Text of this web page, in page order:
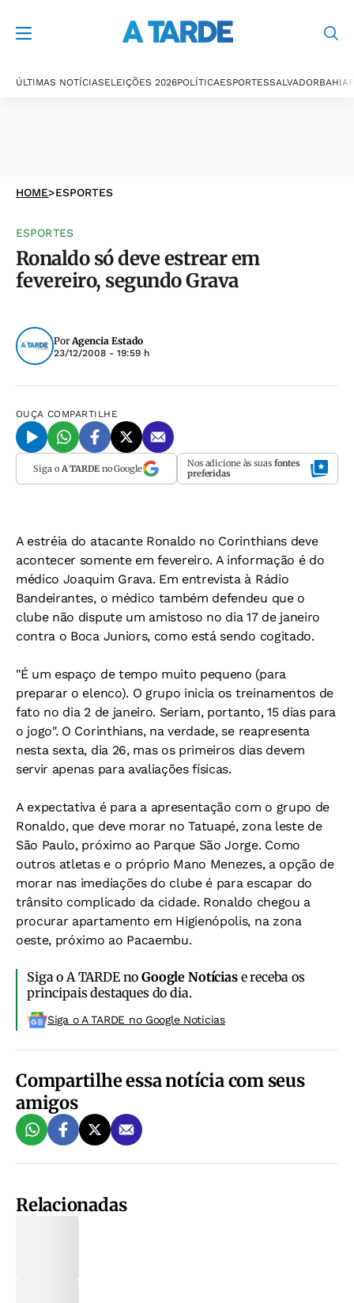
ÚLTIMAS NOTÍCIASELEIÇÕES 2026POLÍTICAESPORTESSALVADORBAHIA
HOME>ESPORTES
ESPORTES
Ronaldo só deve estrear em
fevereiro, segundo Grava
PorAgencia Estado
23/12/2008 - 19:59 h
OUÇA COMPARTILHE
Siga o A TARDEno Google Nos adicione às suas fontes
preferidas
A estréia do atacante Ronaldo no Corinthians deve
acontecer somente em fevereiro. A informação é do
médico Joaquim Grava. Em entrevista à Rádio
Bandeirantes, o médico também defendeu que o
clube não dispute um amistoso no dia 17 de janeiro
contra o Boca Juniors, como está sendo cogitado.
"É um espaço de tempo muito pequeno (para
preparar o elenco). O grupo inicia os treinamentos de
fato no dia 2 de janeiro. Seriam, portanto, 15 dias para
o jogo". O Corinthians, na verdade, se reapresenta
nesta sexta, dia 26, mas os primeiros dias devem
servir apenas para avaliações físicas.
A expectativa é para a apresentação com o grupo de
Ronaldo, que deve morar no Tatuapé, zona leste de
São Paulo, próximo ao Parque São Jorge. Como
outros atletas e o próprio Mano Menezes, a opção de
morar nas imediações do clube é para escapar do
trânsito complicado da cidade. Ronaldo chegou a
procurar apartamento em Higienópolis, na zona
oeste, próximo ao Pacaembu.
Siga o A TARDE noGoogle Notíciase receba os
principais destaques do dia.
Siga o A TARDE no Google Noticias
Compartilhe essa notícia com seus
amigos
Relacionadas